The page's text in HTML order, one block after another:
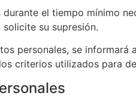
el tiempo mínimo
su supresión.
personales, se
criterios utilizados para